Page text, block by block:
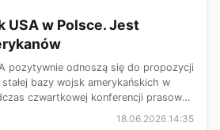
USA w Polsce. Jest
pozytywnie odnoszą się do propozycji
bazy wojsk amerykańskich w
czwartkowej konferencji prasowej
18.06.2026 14:35